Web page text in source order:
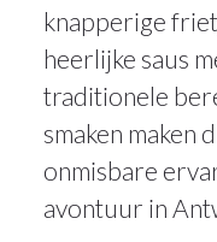
knapperige
heerlijke saus
traditionele
smaken maken
onmisbare
avontuur in